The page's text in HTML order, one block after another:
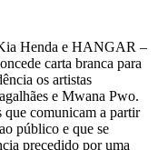
Henda e HANGAR –
carta branca para
os artistas
e Mwana Pwo.
que comunicam a partir
público e que se
precedido por uma